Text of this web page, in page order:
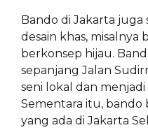
Bando di Jakarta
desain khas, misalnya
berkonsep hijau.
sepanjang Jalan
seni lokal dan
Sementara itu, bando
yang ada di Jakarta